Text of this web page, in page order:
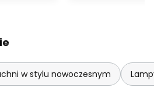
w stylu nowoczesnym